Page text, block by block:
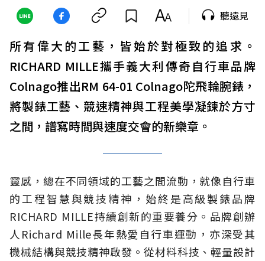
聽遠見
所有偉大的工藝，皆始於對極致的追求。
RICHARD MILLE攜手義大利傳奇自行車品牌
Colnago推出RM 64-01 Colnago陀飛輪腕錶，
將製錶工藝、競速精神與工程美學凝鍊於方寸
之間，譜寫時間與速度交會的新樂章。
靈感，總在不同領域的工藝之間流動，就像自行車
的工程智慧與競技精神，始終是高級製錶品牌
RICHARD MILLE持續創新的重要養分。品牌創辦
人Richard Mille長年熱愛自行車運動，亦深受其
機械結構與競技精神啟發。從材料科技、輕量設計